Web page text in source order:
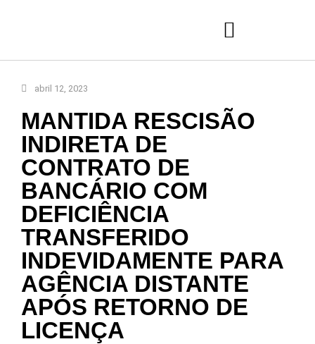
abril 12, 2023
MANTIDA RESCISÃO
INDIRETA DE
CONTRATO DE
BANCÁRIO COM
DEFICIÊNCIA
TRANSFERIDO
INDEVIDAMENTE PARA
AGÊNCIA DISTANTE
APÓS RETORNO DE
LICENÇA